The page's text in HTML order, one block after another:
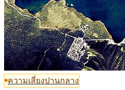
ความเสี่ยงปานกลาง